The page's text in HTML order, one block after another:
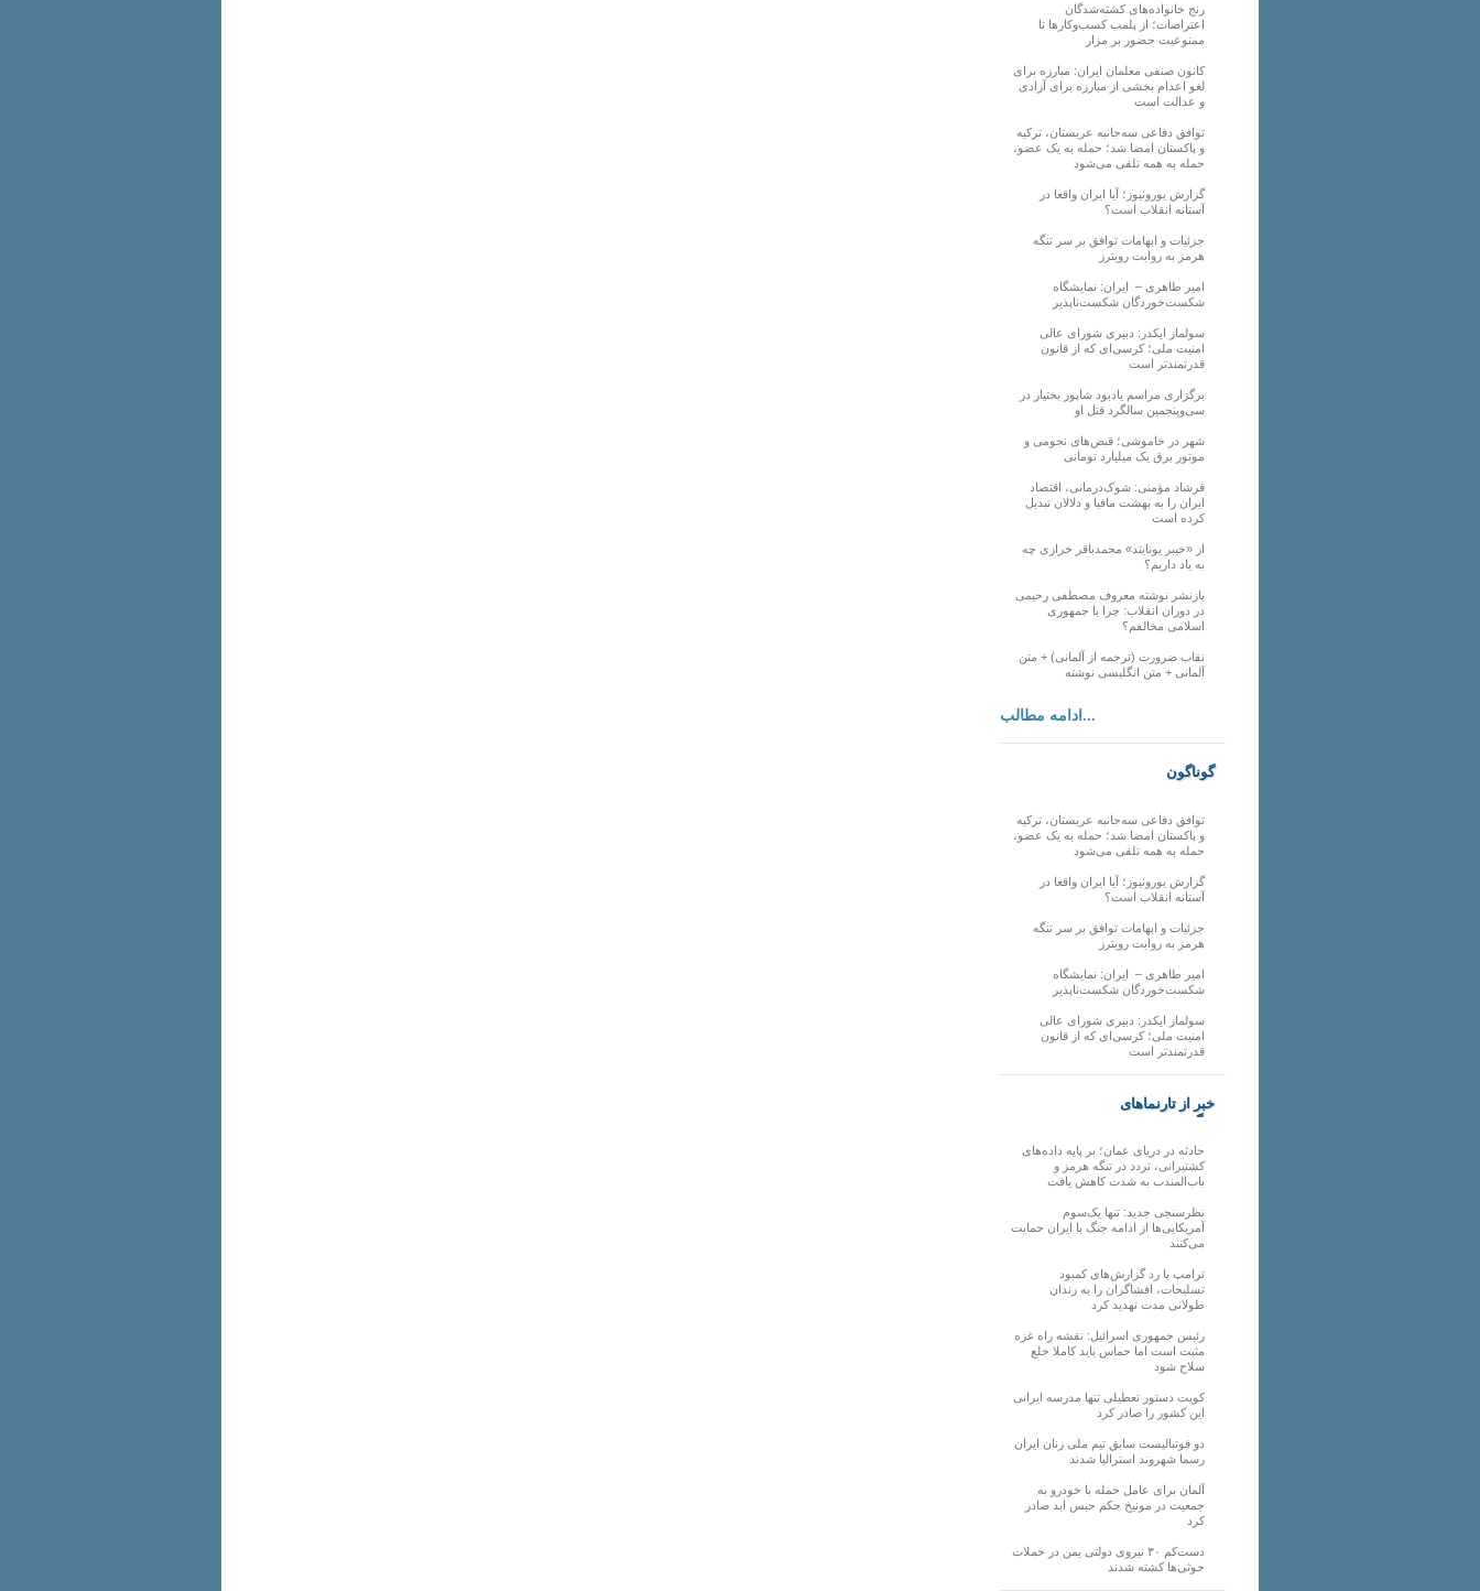
رنج خانواده‌های کشته‌شدگان
اعتراضات؛ از پلمب کسب‌وکارها تا
ممنوعیت حضور بر مزار
کانون صنفی معلمان ایران: مبارزه برای
لغو اعدام بخشی از مبارزه برای آزادی
و عدالت است
توافق دفاعی سه‌جانبه عربستان، ترکیه
و پاکستان امضا شد؛ حمله به یک عضو،
حمله به همه تلقی می‌شود
گزارش یورونیوز؛ آیا ایران واقعا در
آستانه انقلاب است؟
جزئیات و ابهامات توافق بر سر تنگه
هرمز به روایت رویترز
امیر طاهری – ایران: نمایشگاه
شکست‌خوردگان شکست‌ناپذیر
سولماز ایکدر: دبیری شورای عالی
امنیت ملی؛ کرسی‌ای که از قانون
قدرتمندتر است
برگزاری مراسم یادبود شاپور بختیار در
سی‌وپنجمین سالگرد قتل او
شهر در خاموشی؛ قبض‌های نجومی و
موتور برق یک میلیارد تومانی
فرشاد مؤمنی: شوک‌درمانی، اقتصاد
ایران را به بهشت مافیا و دلالان تبدیل
کرده است
از «خیبر یونایتد» محمدباقر خرازی چه
به یاد داریم؟
بازنشر نوشته معروف مصطفی رحیمی
در دوران انقلاب: چرا با جمهوری
اسلامی مخالفم؟
نقاب ضرورت (ترجمه از آلمانی) + متن
آلمانی + متن انگلیسی نوشته
ادامه مطالب...
گوناگون
توافق دفاعی سه‌جانبه عربستان، ترکیه
و پاکستان امضا شد؛ حمله به یک عضو،
حمله به همه تلقی می‌شود
گزارش یورونیوز؛ آیا ایران واقعا در
آستانه انقلاب است؟
جزئیات و ابهامات توافق بر سر تنگه
هرمز به روایت رویترز
امیر طاهری – ایران: نمایشگاه
شکست‌خوردگان شکست‌ناپذیر
سولماز ایکدر: دبیری شورای عالی
امنیت ملی؛ کرسی‌ای که از قانون
قدرتمندتر است
خبر از تارنماهای
دیگر
حادثه در دریای عمان؛ بر پایه داده‌های
کشتیرانی، تردد در تنگه هرمز و
باب‌المندب به شدت کاهش یافت
نظرسنجی جدید: تنها یک‌سوم
آمریکایی‌ها از ادامه جنگ با ایران حمایت
می‌کنند
ترامپ با رد گزارش‌های کمبود
تسلیحات، افشاگران را به زندان
طولانی مدت تهدید کرد
رئیس‌ جمهوری اسرائیل: نقشه راه غزه
مثبت است اما حماس باید کاملا خلع
سلاح شود
کویت دستور تعطیلی تنها مدرسه ایرانی
این کشور را صادر کرد
دو فوتبالیست سابق تیم ملی زنان ایران
رسما شهروند استرالیا شدند
آلمان برای عامل حمله با خودرو به
جمعیت در مونیخ حکم حبس ابد صادر
کرد
دست‌کم ۳۰ نیروی دولتی یمن در حملات
حوثی‌ها کشته شدند